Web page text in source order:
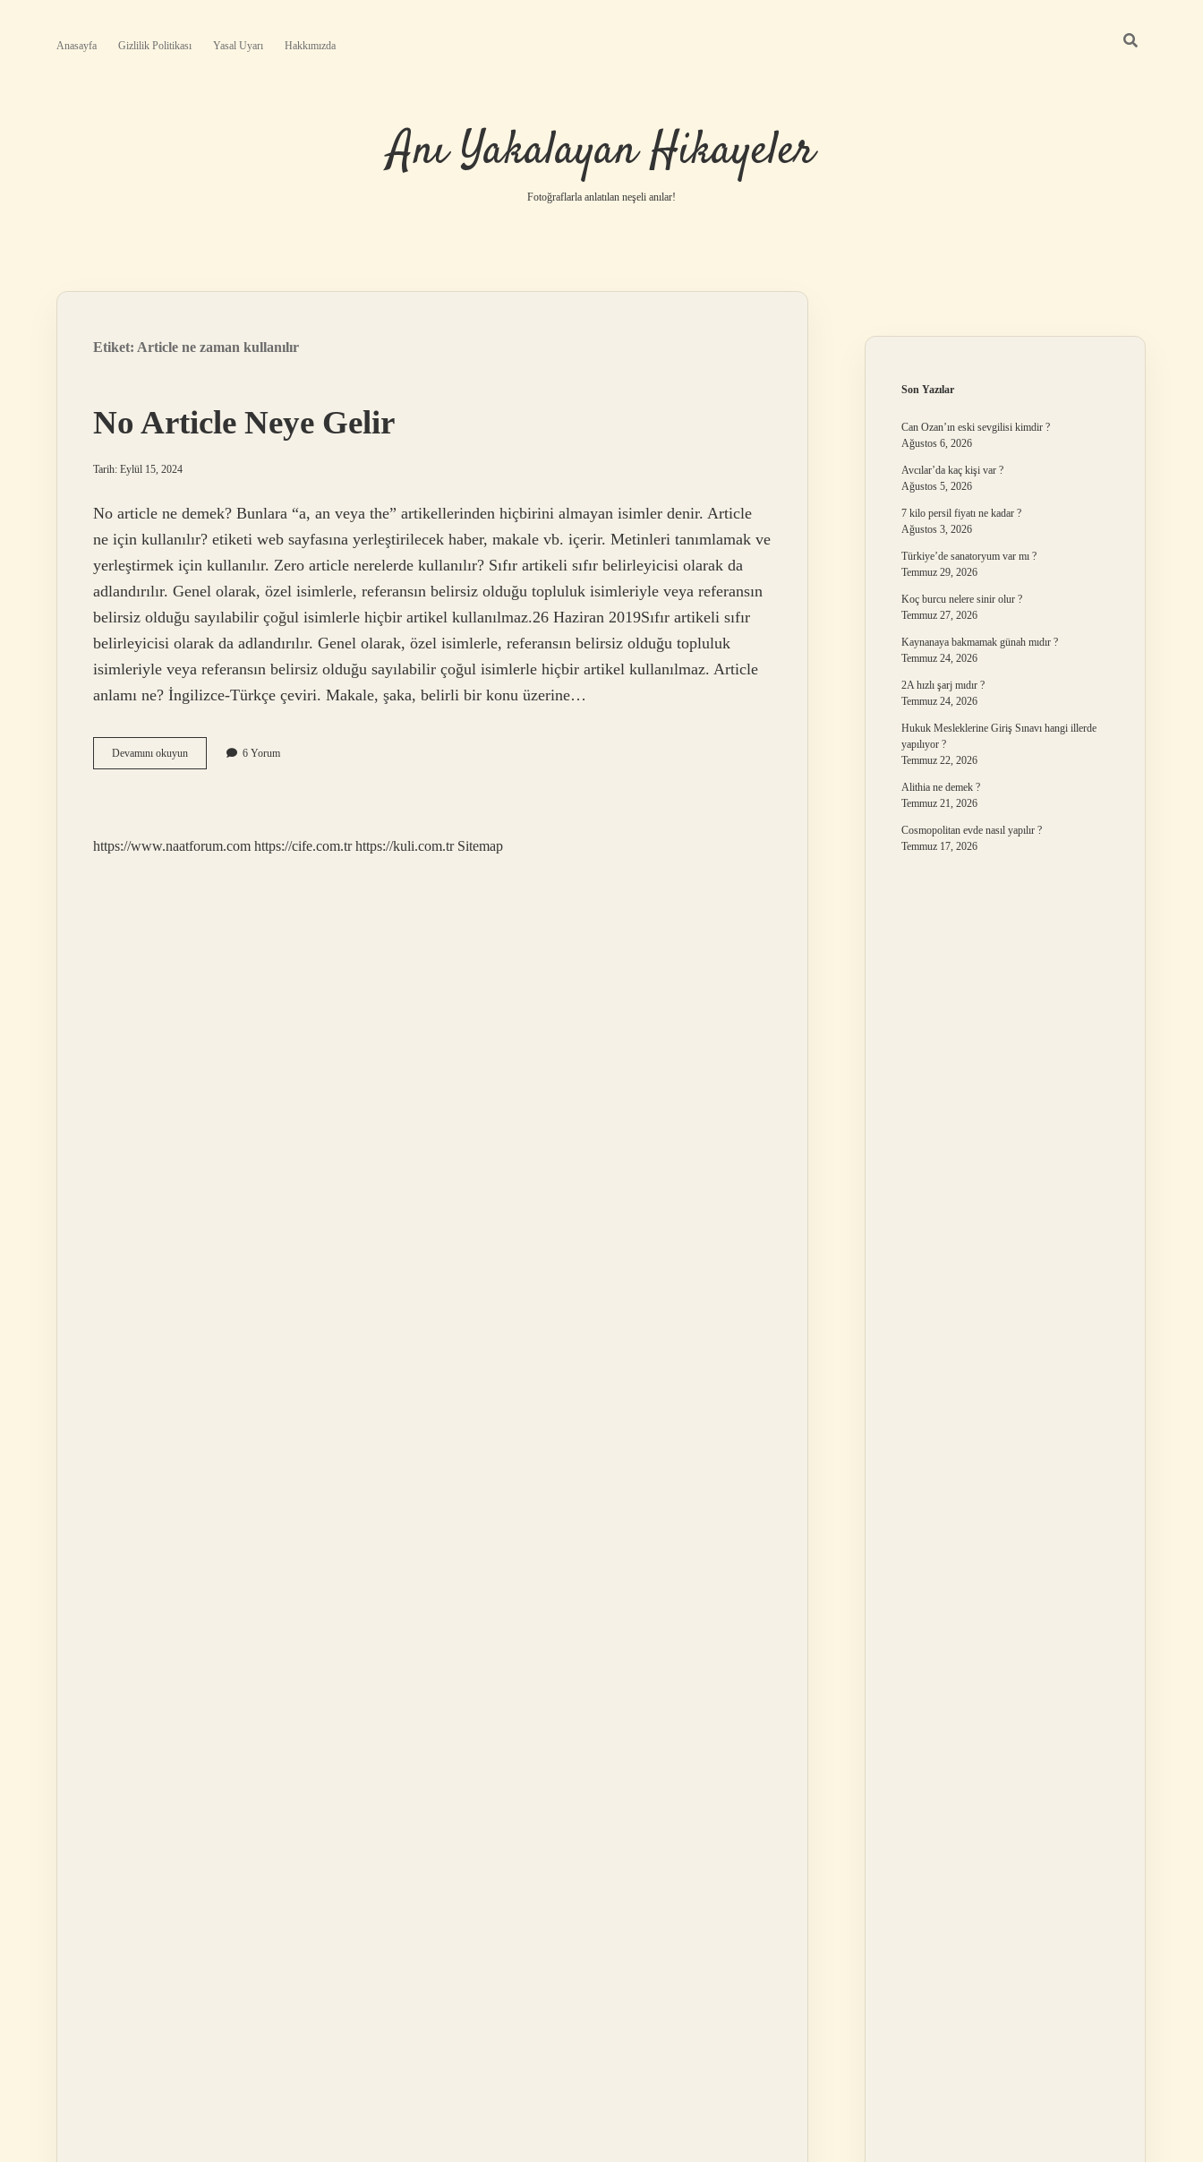
Anasayfa Gizlilik Politikası Yasal Uyarı Hakkımızda
Anı Yakalayan Hikayeler
Fotoğraflarla anlatılan neşeli anılar!
Etiket: Article ne zaman kullanılır
No Article Neye Gelir
Tarih: Eylül 15, 2024
No article ne demek? Bunlara “a, an veya the” artikellerinden hiçbirini almayan isimler denir. Article
ne için kullanılır? etiketi web sayfasına yerleştirilecek haber, makale vb. içerir. Metinleri tanımlamak ve
yerleştirmek için kullanılır. Zero article nerelerde kullanılır? Sıfır artikeli sıfır belirleyicisi olarak da
adlandırılır. Genel olarak, özel isimlerle, referansın belirsiz olduğu topluluk isimleriyle veya referansın
belirsiz olduğu sayılabilir çoğul isimlerle hiçbir artikel kullanılmaz.26 Haziran 2019Sıfır artikeli sıfır
belirleyicisi olarak da adlandırılır. Genel olarak, özel isimlerle, referansın belirsiz olduğu topluluk
isimleriyle veya referansın belirsiz olduğu sayılabilir çoğul isimlerle hiçbir artikel kullanılmaz. Article
anlamı ne? İngilizce-Türkçe çeviri. Makale, şaka, belirli bir konu üzerine…
Devamını okuyunNo
Article
6 Yorum
https://www.naatforum.com https://cife.com.tr https://kuli.com.tr Sitemap
Son Yazılar
Can Ozan’ın eski sevgilisi kimdir ?
Ağustos 6, 2026
Avcılar’da kaç kişi var ?
Ağustos 5, 2026
7 kilo persil fiyatı ne kadar ?
Ağustos 3, 2026
Türkiye’de sanatoryum var mı ?
Temmuz 29, 2026
Koç burcu nelere sinir olur ?
Temmuz 27, 2026
Kaynanaya bakmamak günah mıdır ?
Temmuz 24, 2026
2A hızlı şarj mıdır ?
Temmuz 24, 2026
Hukuk Mesleklerine Giriş Sınavı hangi illerde
yapılıyor ?
Temmuz 22, 2026
Alithia ne demek ?
Temmuz 21, 2026
Cosmopolitan evde nasıl yapılır ?
Temmuz 17, 2026